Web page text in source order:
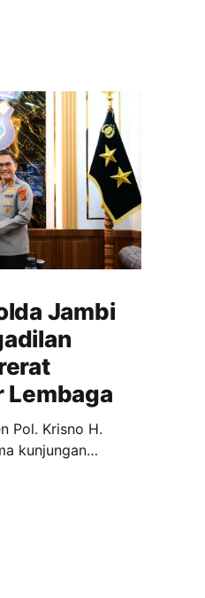
Jambi
Lembaga
Pol. Krisno H.
kunjungan
di Ruang Kerja